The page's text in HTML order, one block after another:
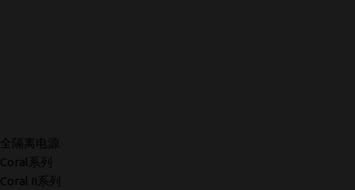
全隔离电源
Coral系列
Coral II系列